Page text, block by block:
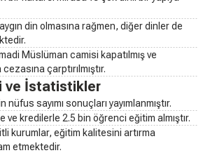
din olmasına rağmen, diğer dinler de
Müslüman camisi kapatılmış ve
çarptırılmıştır.
ve İstatistikler
nüfus sayımı sonuçları yayımlanmıştır.
ve kredilerle 2.5 bin öğrenci eğitim almıştır.
kurumlar, eğitim kalitesini artırma
etmektedir.